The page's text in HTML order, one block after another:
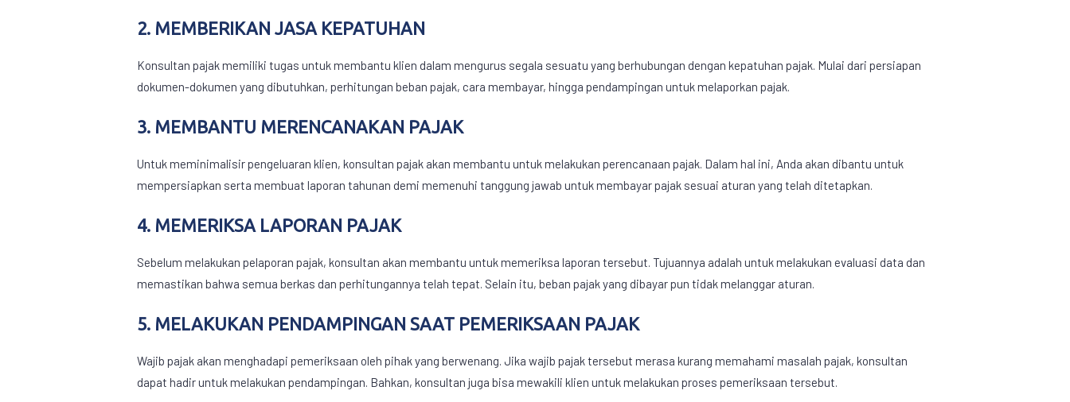
2. MEMBERIKAN JASA KEPATUHAN
Konsultan pajak memiliki tugas untuk membantu klien dalam mengurus segala sesuatu yang berhubungan dengan kepatuhan pajak. Mulai dari persiapan
dokumen-dokumen yang dibutuhkan, perhitungan beban pajak, cara membayar, hingga pendampingan untuk melaporkan pajak.
3. MEMBANTU MERENCANAKAN PAJAK
Untuk meminimalisir pengeluaran klien, konsultan pajak akan membantu untuk melakukan perencanaan pajak. Dalam hal ini, Anda akan dibantu untuk
mempersiapkan serta membuat laporan tahunan demi memenuhi tanggung jawab untuk membayar pajak sesuai aturan yang telah ditetapkan.
4. MEMERIKSA LAPORAN PAJAK
Sebelum melakukan pelaporan pajak, konsultan akan membantu untuk memeriksa laporan tersebut. Tujuannya adalah untuk melakukan evaluasi data dan
memastikan bahwa semua berkas dan perhitungannya telah tepat. Selain itu, beban pajak yang dibayar pun tidak melanggar aturan.
5. MELAKUKAN PENDAMPINGAN SAAT PEMERIKSAAN PAJAK
Wajib pajak akan menghadapi pemeriksaan oleh pihak yang berwenang. Jika wajib pajak tersebut merasa kurang memahami masalah pajak, konsultan
dapat hadir untuk melakukan pendampingan. Bahkan, konsultan juga bisa mewakili klien untuk melakukan proses pemeriksaan tersebut.